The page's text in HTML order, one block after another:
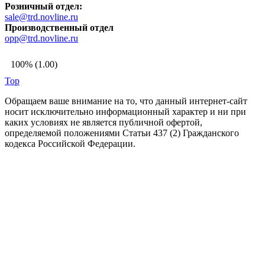
Розничный отдел:
sale@trd.novline.ru
Производственный отдел
opp@trd.novline.ru
100% (1.00)
Top
Обращаем ваше внимание на то, что данный интернет-сайт
носит исключительно информационный характер и ни при
каких условиях не является публичной офертой,
определяемой положениями Статьи 437 (2) Гражданского
кодекса Российской Федерации.